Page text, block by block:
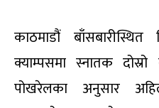
काठमाडौं
क्याम्पसमा स्नातक
पोखरेलका अनुसार